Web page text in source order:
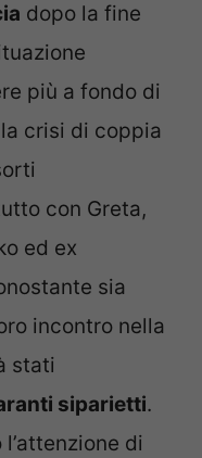
dopo la fine
più a fondo di
crisi di coppia
con Greta,
ed ex
sia
incontro nella
stati
siparietti.
di